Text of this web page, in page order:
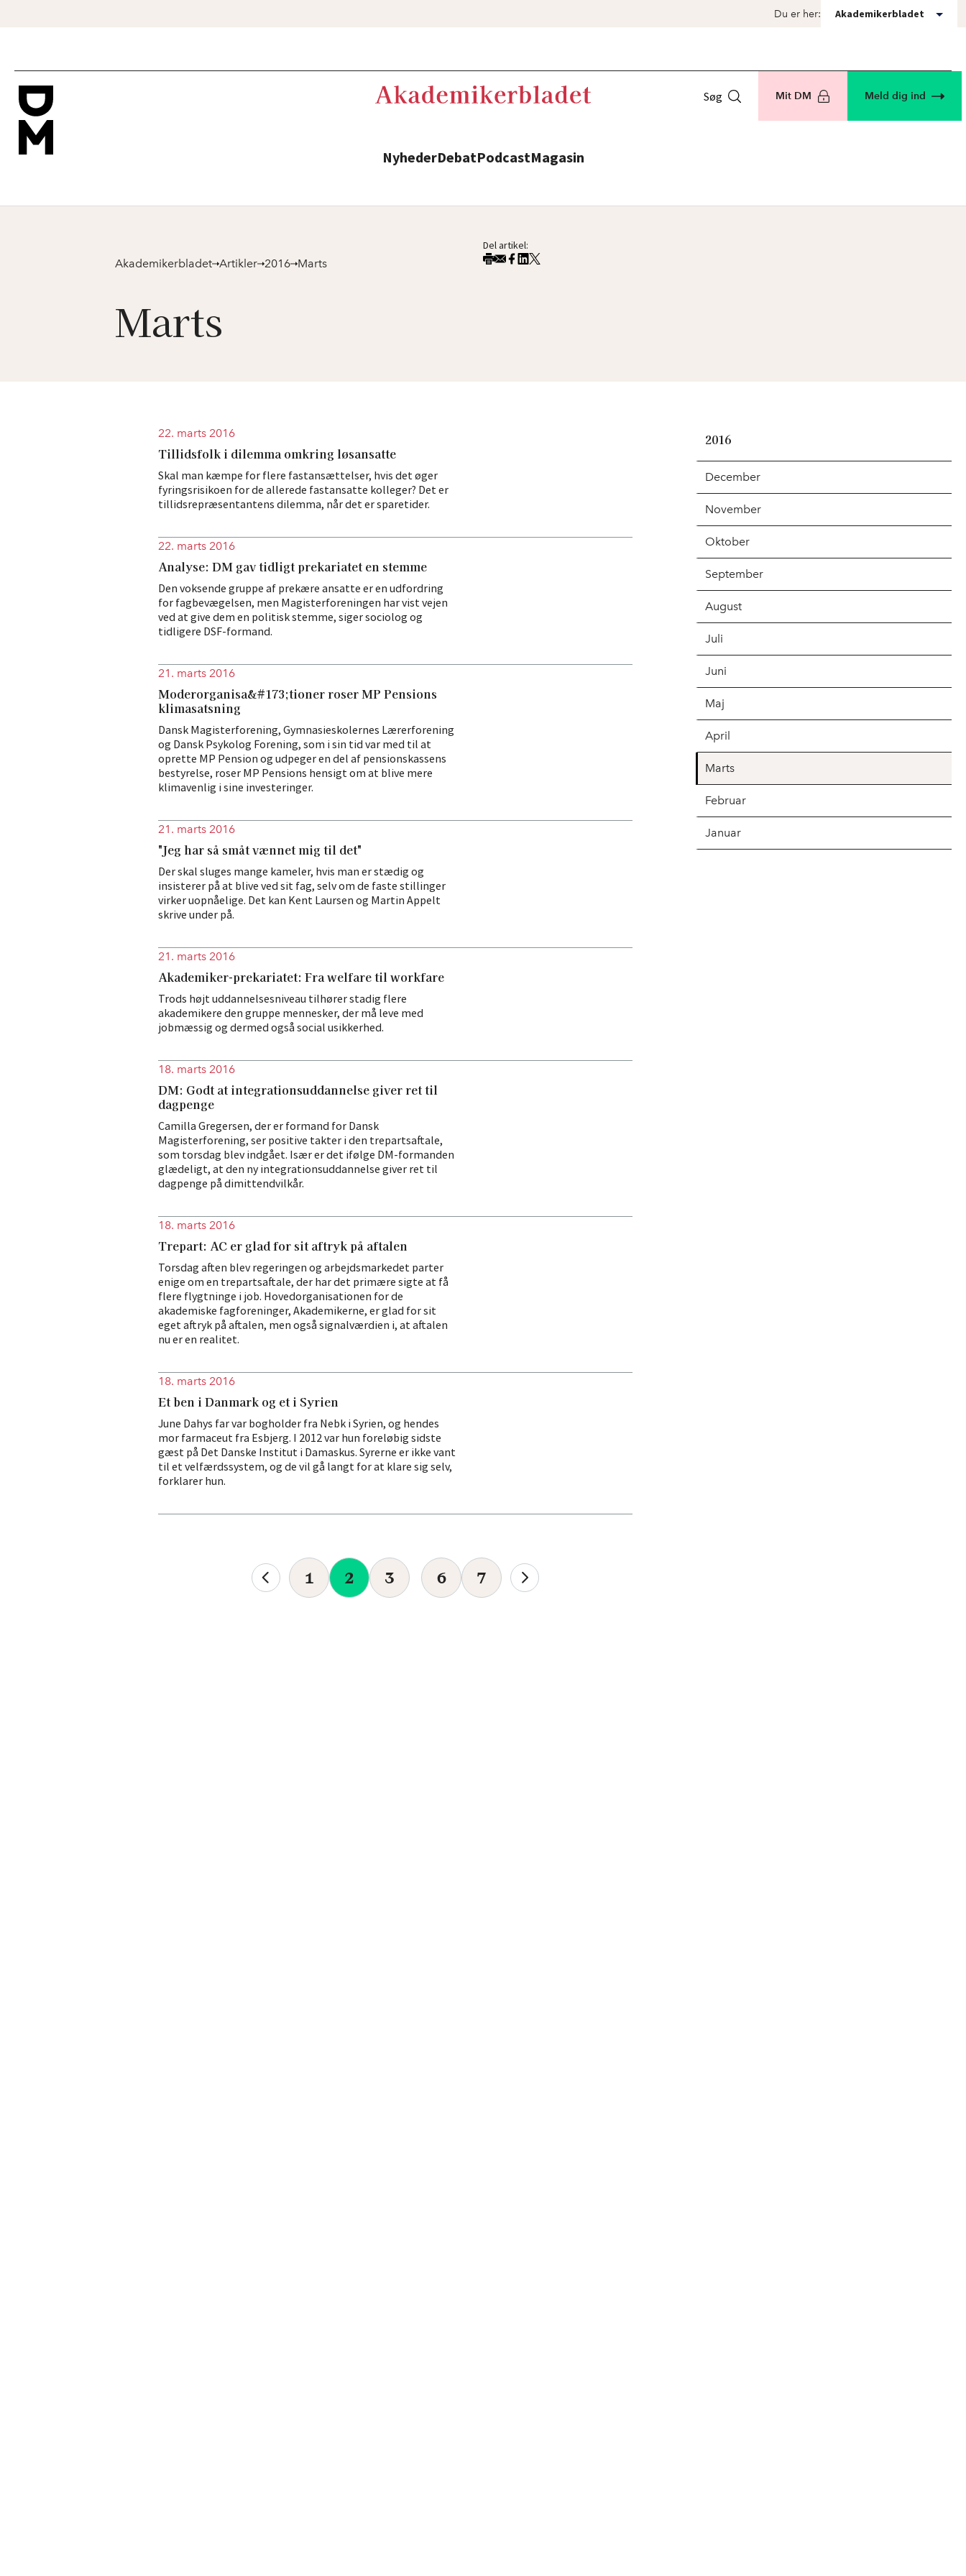
Du er her: Akademikerbladet
NyhederDebatPodcastMagasin
Søg Mit DM Meld dig ind
Akademikerbladet Artikler 2016 Marts
Marts
Del artikel:
22. marts 2016
Tillidsfolk i dilemma omkring løsansatte
Skal man kæmpe for flere fastansættelser, hvis det øger
fyringsrisikoen for de allerede fastansatte kolleger? Det er
tillidsrepræsentantens dilemma, når det er sparetider.
22. marts 2016
Analyse: DM gav tidligt prekariatet en stemme
Den voksende gruppe af prekære ansatte er en udfordring
for fagbevægelsen, men Magisterforeningen har vist vejen
ved at give dem en politisk stemme, siger sociolog og
tidligere DSF-formand.
21. marts 2016
Moderorganisa&#173;tioner roser MP Pensions
klimasatsning
Dansk Magisterforening, Gymnasieskolernes Lærerforening
og Dansk Psykolog Forening, som i sin tid var med til at
oprette MP Pension og udpeger en del af pensionskassens
bestyrelse, roser MP Pensions hensigt om at blive mere
klimavenlig i sine investeringer.
21. marts 2016
"Jeg har så småt vænnet mig til det"
Der skal sluges mange kameler, hvis man er stædig og
insisterer på at blive ved sit fag, selv om de faste stillinger
virker uopnåelige. Det kan Kent Laursen og Martin Appelt
skrive under på.
21. marts 2016
Akademiker-prekariatet: Fra welfare til workfare
Trods højt uddannelsesniveau tilhører stadig flere
akademikere den gruppe mennesker, der må leve med
jobmæssig og dermed også social usikkerhed.
18. marts 2016
DM: Godt at integrationsuddannelse giver ret til
dagpenge
Camilla Gregersen, der er formand for Dansk
Magisterforening, ser positive takter i den trepartsaftale,
som torsdag blev indgået. Især er det ifølge DM-formanden
glædeligt, at den ny integrationsuddannelse giver ret til
dagpenge på dimittendvilkår.
18. marts 2016
Trepart: AC er glad for sit aftryk på aftalen
Torsdag aften blev regeringen og arbejdsmarkedet parter
enige om en trepartsaftale, der har det primære sigte at få
flere flygtninge i job. Hovedorganisationen for de
akademiske fagforeninger, Akademikerne, er glad for sit
eget aftryk på aftalen, men også signalværdien i, at aftalen
nu er en realitet.
18. marts 2016
Et ben i Danmark og et i Syrien
June Dahys far var bogholder fra Nebk i Syrien, og hendes
mor farmaceut fra Esbjerg. I 2012 var hun foreløbig sidste
gæst på Det Danske Institut i Damaskus. Syrerne er ikke vant
til et velfærdssystem, og de vil gå langt for at klare sig selv,
forklarer hun.
1 2 3 6 7
2016
December
November
Oktober
September
August
Juli
Juni
Maj
April
Marts
Februar
Januar